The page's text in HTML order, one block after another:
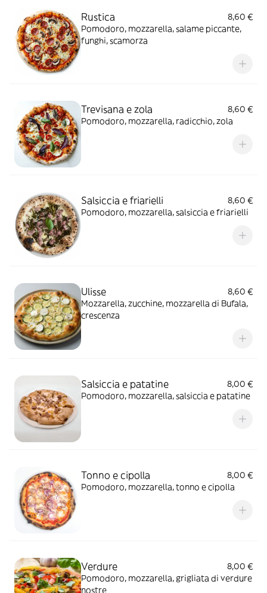
Rustica
8,60 €
Pomodoro, mozzarella, salame piccante,
funghi, scamorza
Trevisana e zola
8,60 €
Pomodoro, mozzarella, radicchio, zola
Salsiccia e friarielli
8,60 €
Pomodoro, mozzarella, salsiccia e friarielli
Ulisse
8,60 €
Mozzarella, zucchine, mozzarella di Bufala,
crescenza
Salsiccia e patatine
8,00 €
Pomodoro, mozzarella, salsiccia e patatine
Tonno e cipolla
8,00 €
Pomodoro, mozzarella, tonno e cipolla
Verdure
8,00 €
Pomodoro, mozzarella, grigliata di verdure
nostre